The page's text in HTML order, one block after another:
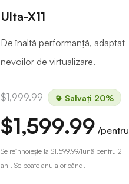
Ulta-X11
De înaltă performanță, adaptat
nevoilor de virtualizare.
$1,999.99 Salvați 20%
$1,599.99 /pentru
Se reînnoiește la $1,599.99/lună pentru 2
ani. Se poate anula oricând.